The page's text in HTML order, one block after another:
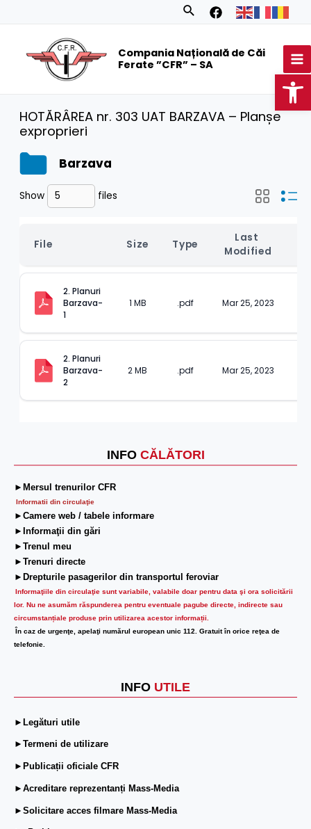
Search
Compania Națională de Căi
Ferate ”CFR” – SA
INFO CĂLĂTORI
►Mersul trenurilor CFR
Informatii din circulaţie
►Camere web / tabele informare
►Informaţii din gări
►Trenul meu
►Trenuri directe
►Drepturile pasagerilor din transportul feroviar
Informaţiile din circulaţie sunt variabile, valabile doar pentru data şi ora solicitării
lor. Nu ne asumăm răspunderea pentru eventuale pagube directe, indirecte sau
circumstanțiale produse prin utilizarea acestor informații.
În caz de urgenţe, apelaţi numărul european unic 112. Gratuit în orice reţea de
telefonie.
INFO UTILE
►Legături utile
►Termeni de utilizare
►Publicații oficiale CFR
►Acreditare reprezentanți Mass-Media
►Solicitare acces filmare Mass-Media
HOTĂRÂREA nr. 303 UAT BARZAVA – Planșe
exproprieri
Barzava
Show files
File Size Type
Last
Modified
2. Planuri
Barzava-
1
1 MB .pdf Mar 25, 2023
2. Planuri
Barzava-
2
2 MB .pdf Mar 25, 2023